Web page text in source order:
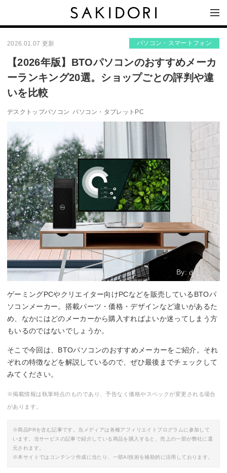
2026.01.07 更新 パソコン・スマートフォン
【2026年版】BTOパソコンのおすすめメーカ
ーランキング20選。ショップごとの評判や違
いを比較
デスクトップパソコン パソコン・タブレットPC
By:dell.com
ゲーミングPCやクリエイター向けPCなどを販売しているBTOパ
ソコンメーカー。搭載パーツ・価格・デザインなど違いがあるた
め、なかにはどのメーカーから購入すればよいか迷ってしまう方
もいるのではないでしょうか。
そこで今回は、BTOパソコンのおすすめメーカーをご紹介。それ
ぞれの特徴などを解説しているので、ぜひ最後までチェックして
みてください。
※掲載情報は執筆時点のものであり、予告なく価格やスペックが変更される場合
があります。
※商品PRを含む記事です。当メディアは各種アフィリエイトプログラムに参加して
います。当サービスの記事で紹介している商品を購入すると、売上の一部が弊社に還
元されます。
※本サイトではコンテンツ作成に当たり、一部AI技術を補助的に活用しております。